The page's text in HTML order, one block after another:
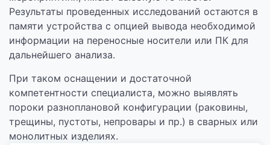
Результаты проведенных исследований остаются в
памяти устройства с опцией вывода необходимой
информации на переносные носители или ПК для
дальнейшего анализа.
При таком оснащении и достаточной
компетентности специалиста, можно выявлять
пороки разноплановой конфигурации (раковины,
трещины, пустоты, непровары и пр.) в сварных или
монолитных изделиях.